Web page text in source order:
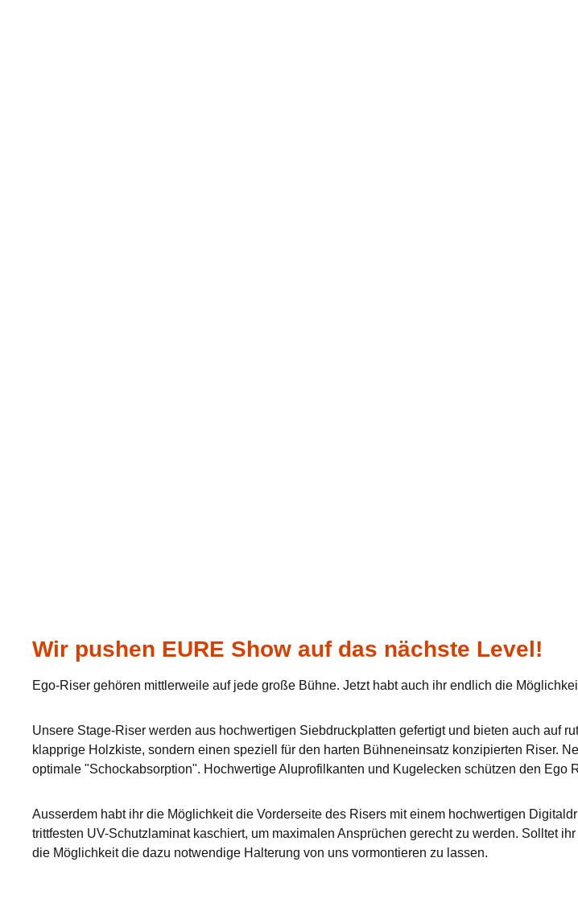
Wir pushen EURE Show auf das nächste Level!
Ego-Riser gehören mittlerweile auf jede große Bühne. Jetzt habt auch ihr endlich die
Unsere Stage-Riser werden aus hochwertigen Siebdruckplatten gefertigt und bieten auch auf
klapprige Holzkiste, sondern einen speziell für den harten Bühneneinsatz konzipierten Riser.
optimale "Schockabsorption". Hochwertige Aluprofilkanten und Kugelecken schützen den Ego
Ausserdem habt ihr die Möglichkeit die Vorderseite des Risers mit einem hochwertigen
trittfesten UV-Schutzlaminat kaschiert, um maximalen Ansprüchen gerecht zu werden. Solltet
die Möglichkeit die dazu notwendige Halterung von uns vormontieren zu lassen.